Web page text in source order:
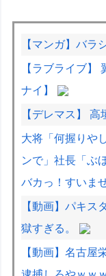
【マンガ】バラ
【ラブライブ】
ナイ】
【デレマス】 高
大将「何握りや
ンで」社長「ぶ
バカっ！すいま
【動画】パキス
獄すぎる。
【動画】名古屋